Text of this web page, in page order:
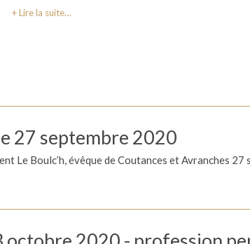
Lire la suite…
27 septembre 2020
Le Boulc’h, évêque de Coutances et Avranches 27